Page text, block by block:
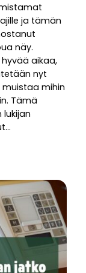
ja tämän
näy.
aikaa,
nyt
mihin
Tämä
lukijan